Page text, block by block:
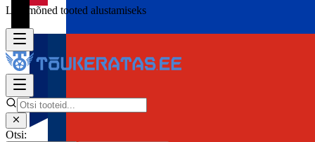
Lisa mõned tooted alustamiseks
Otsi: